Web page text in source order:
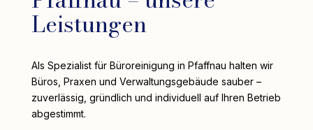
Leistungen
Als Spezialist für Büroreinigung in Pfaffnau halten wir
Büros, Praxen und Verwaltungsgebäude sauber –
zuverlässig, gründlich und individuell auf Ihren Betrieb
abgestimmt.